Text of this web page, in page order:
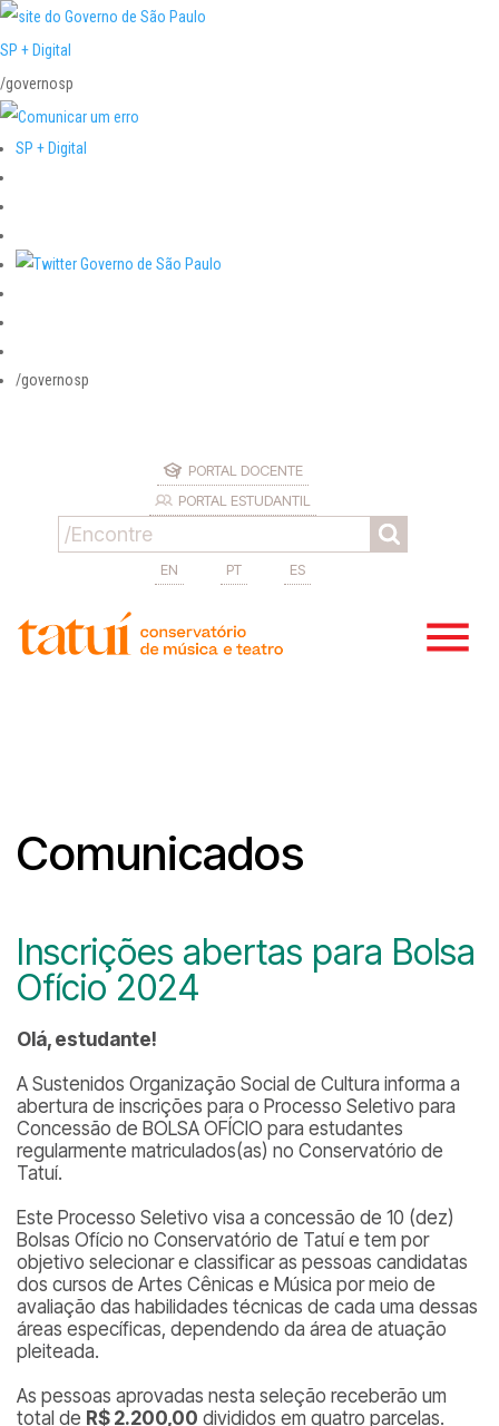
SP + Digital
/governosp
SP + Digital
/governosp
PORTAL DOCENTE
PORTAL ESTUDANTIL
EN PT ES
Comunicados
Inscrições abertas para Bolsa
Ofício 2024
Olá, estudante!
A Sustenidos Organização Social de Cultura informa a
abertura de inscrições para o Processo Seletivo para
Concessão de BOLSA OFÍCIO para estudantes
regularmente matriculados(as) no Conservatório de
Tatuí.
Este Processo Seletivo visa a concessão de 10 (dez)
Bolsas Ofício no Conservatório de Tatuí e tem por
objetivo selecionar e classificar as pessoas candidatas
dos cursos de Artes Cênicas e Música por meio de
avaliação das habilidades técnicas de cada uma dessas
áreas específicas, dependendo da área de atuação
pleiteada.
As pessoas aprovadas nesta seleção receberão um
total de R$ 2.200,00 divididos em quatro parcelas.